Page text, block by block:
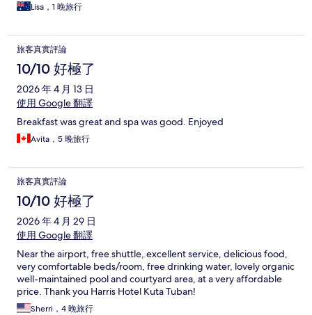
Lisa，1 晚旅行
旅客真實評論
10/10 好極了
2026 年 4 月 13 日
使用 Google 翻譯
Breakfast was great and spa was good. Enjoyed
Avita，5 晚旅行
旅客真實評論
10/10 好極了
2026 年 4 月 29 日
使用 Google 翻譯
Near the airport, free shuttle, excellent service, delicious food,
very comfortable beds/room, free drinking water, lovely organic
well-maintained pool and courtyard area, at a very affordable
price. Thank you Harris Hotel Kuta Tuban!
Sherri，4 晚旅行